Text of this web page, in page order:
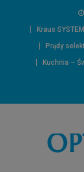
Kraus
Prądy
Kuchnia –